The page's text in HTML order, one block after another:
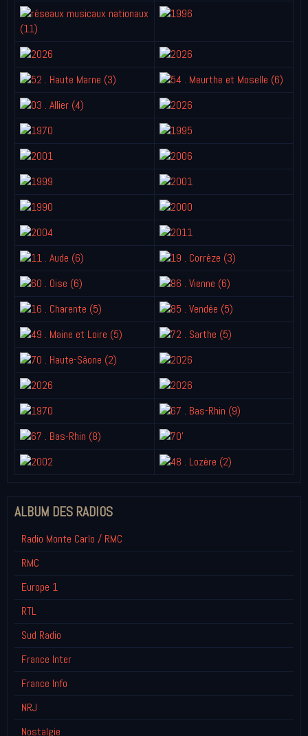
ALBUM DES RADIOS
Radio Monte Carlo / RMC
RMC
Europe 1
RTL
Sud Radio
France Inter
France Info
NRJ
Nostalgie